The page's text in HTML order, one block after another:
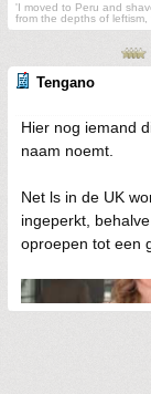
'I moved to Peru and
from the depths of
Tengano
Hier nog iemand
naam noemt.
Net ls in de UK
ingeperkt,
oproepen tot een